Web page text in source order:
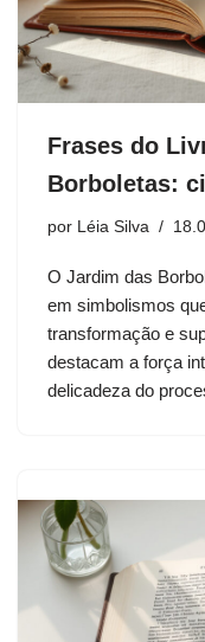
Frases do
Borboletas:
por Léia Silva
O Jardim das
em simbolismos
transformação e
destacam a força
delicadeza do